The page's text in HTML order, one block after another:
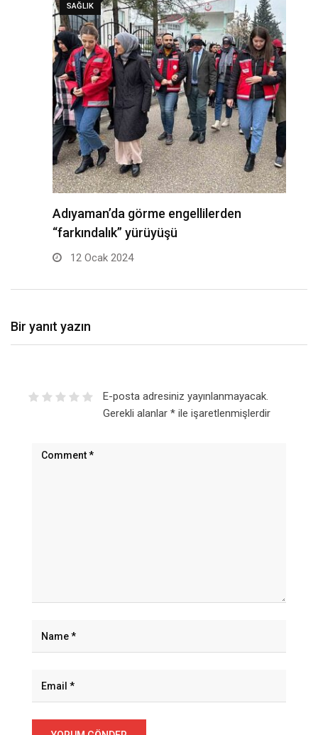
SAĞLIK
Adıyaman’da görme engellilerden
“farkındalık” yürüyüşü
12 Ocak 2024
Bir yanıt yazın
E-posta adresiniz yayınlanmayacak.
Gerekli alanlar *ile işaretlenmişlerdir